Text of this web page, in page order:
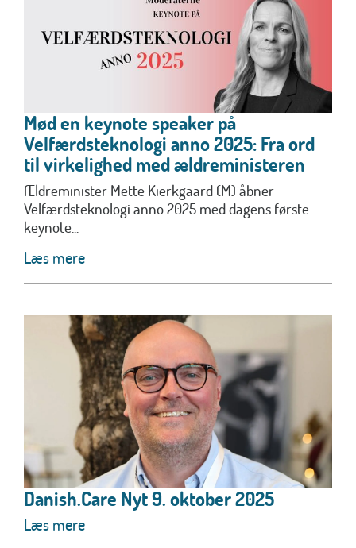
Mød en keynote speaker på
Velfærdsteknologi anno 2025: Fra ord
til virkelighed med ældreministeren
Ældreminister Mette Kierkgaard (M) åbner
Velfærdsteknologi anno 2025 med dagens første
keynote...
Læs mere
Danish.Care Nyt 9. oktober 2025
Læs mere